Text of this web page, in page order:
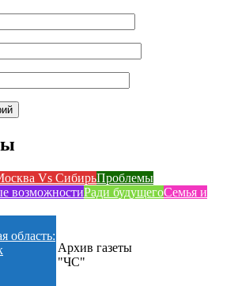
Vs СибирьПроблемы
возможностиРади будущегоСемья и
область:
Архив газеты
"ЧС"